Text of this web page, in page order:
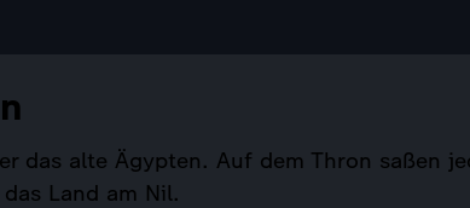
das alte Ägypten. Auf dem Thron saßen
Land am Nil.